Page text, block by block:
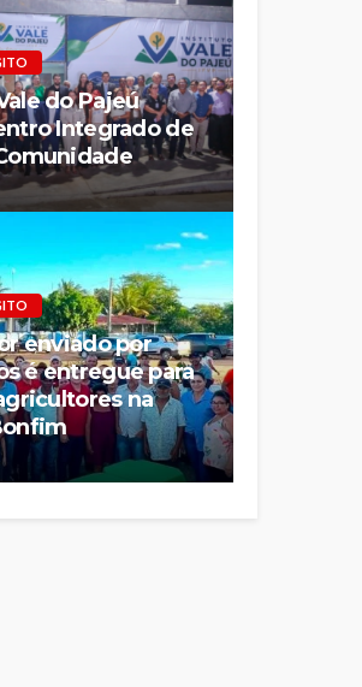
do Pajeú
Integrado de
enviado por
é entregue para
na